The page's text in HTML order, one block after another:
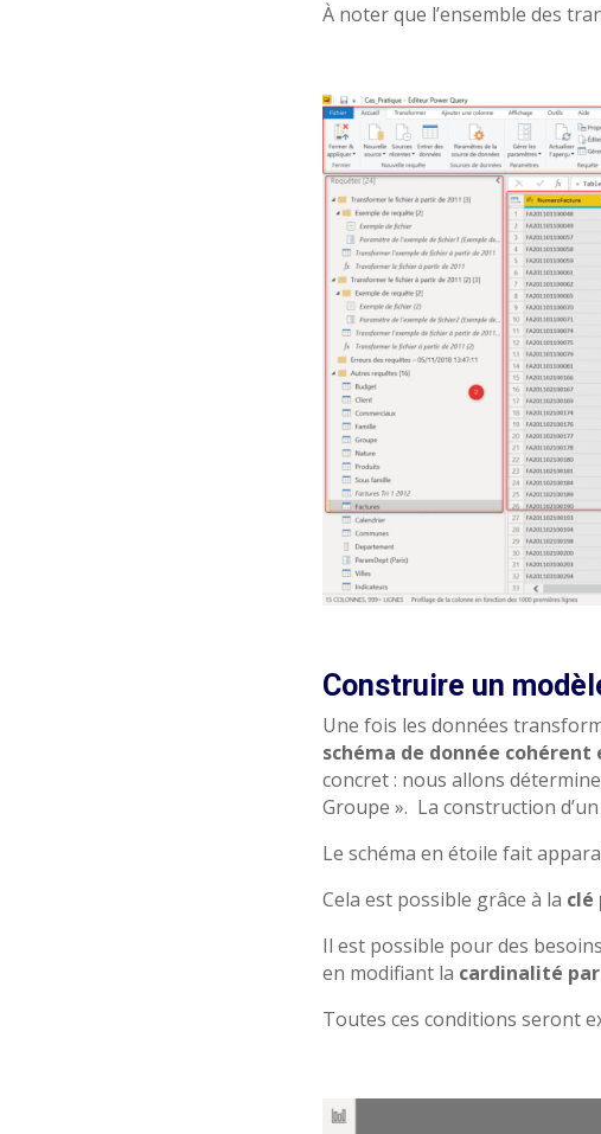
À noter que l’ensemble des
Construire un
Une fois les données
schéma de donnée
concret : nous allons
Groupe ». La construction
Le schéma en étoile fait
Cela est possible grâce à la clé
Il est possible pour des
en modifiant la cardinalité
Toutes ces conditions seront